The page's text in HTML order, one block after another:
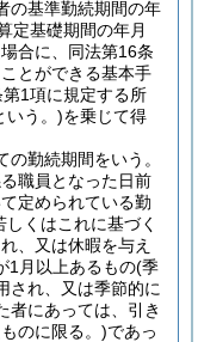
の基準勤続期間の年
定基礎期間の年月
合に、同法第16条
とができる基本手
1項に規定する所
いう。)を乗じて得
勤続期間をいう。
職員となった日前
定められている勤
くはこれに基づく
、又は休暇を与え
1月以上あるもの(季
され、又は季節的に
者にあっては、引き
のに限る。)であっ